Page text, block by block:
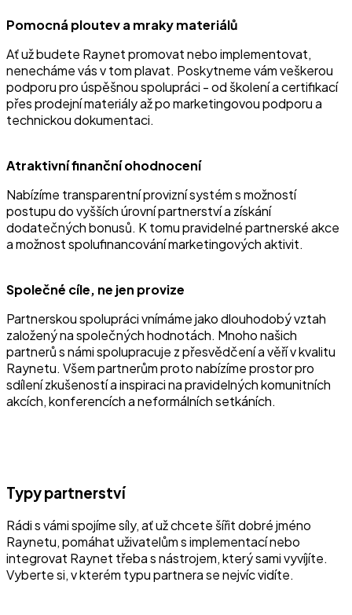
Pomocná ploutev a mraky materiálů
Ať už budete Raynet promovat nebo implementovat,
nenecháme vás v tom plavat. Poskytneme vám veškerou
podporu pro úspěšnou spolupráci - od školení a certifikací
přes prodejní materiály až po marketingovou podporu a
technickou dokumentaci.
Atraktivní finanční ohodnocení
Nabízíme transparentní provizní systém s možností
postupu do vyšších úrovní partnerství a získání
dodatečných bonusů. K tomu pravidelné partnerské akce
a možnost spolufinancování marketingových aktivit.
Společné cíle, ne jen provize
Partnerskou spolupráci vnímáme jako dlouhodobý vztah
založený na společných hodnotách. Mnoho našich
partnerů s námi spolupracuje z přesvědčení a věří v kvalitu
Raynetu. Všem partnerům proto nabízíme prostor pro
sdílení zkušeností a inspiraci na pravidelných komunitních
akcích, konferencích a neformálních setkáních.
Typy partnerství
Rádi s vámi spojíme síly, ať už chcete šířit dobré jméno
Raynetu, pomáhat uživatelům s implementací nebo
integrovat Raynet třeba s nástrojem, který sami vyvíjíte.
Vyberte si, v kterém typu partnera se nejvíc vidíte.